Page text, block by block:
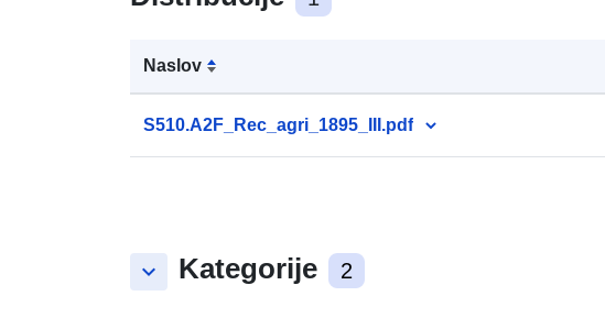
Naslov
S510.A2F_Rec_agri_1895_III.pdf
keyboard_arrow_down Kategorije 2